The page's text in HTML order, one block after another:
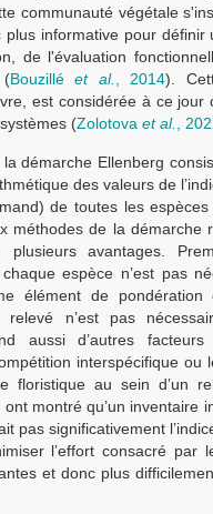
communauté végétale
informative pour définir
de l'évaluation
(Bouzillé et al. , 2014).
est considérée à ce jour
(Zolotova et al. ,
démarche Ellenberg
des valeurs de
de toutes les espèces
méthodes de la démarche
plusieurs avantages.
espèce n’est pas
élément de
relevé n’est pas
aussi d’autres facteurs
interspécifique ou
floristique au sein d’un
montré qu’un inventaire
pas significativement
l’effort consacré par
et donc plus